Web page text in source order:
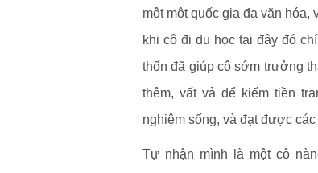
một một quốc gia đa văn
khi cô đi du học tại đây đó
thốn đã giúp cô sớm trưởng
thêm, vất vả để kiếm tiền
nghiệm sống, và đạt được
Tự nhận mình là một cô